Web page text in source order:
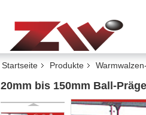
Startseite Produkte
20mm bis 150mm Ball-